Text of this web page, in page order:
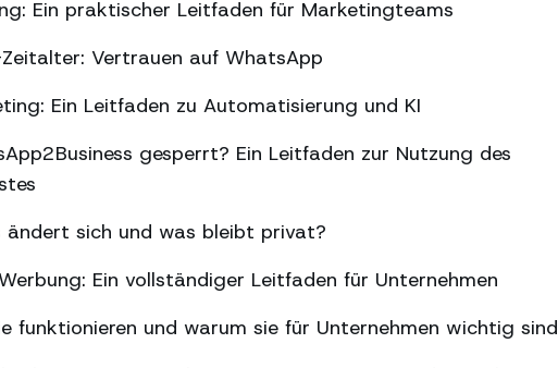
Ein praktischer Leitfaden für Marketingteams
Vertrauen auf WhatsApp
Ein Leitfaden zu Automatisierung und KI
gesperrt? Ein Leitfaden zur Nutzung des
ändert sich und was bleibt privat?
Ein vollständiger Leitfaden für Unternehmen
funktionieren und warum sie für Unternehmen wichtig sind